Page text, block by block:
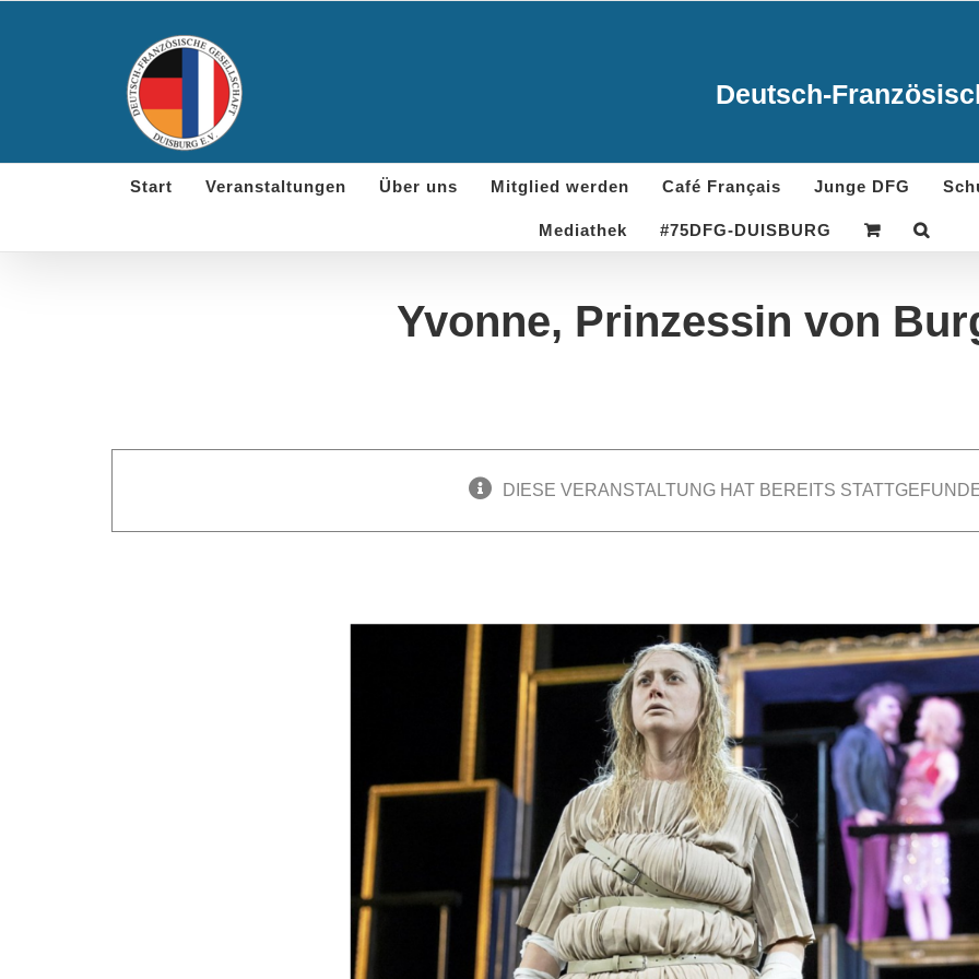
Deutsch-
Start Veranstaltungen Über uns Mitglied werden Café Français Junge DFG
Mediathek #75DFG-DUISBURG
Yvonne, Prinzessin von
DIESE VERANSTALTUNG HAT BEREITS